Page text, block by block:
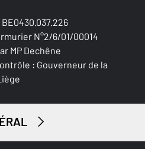
BE0430.037.226
N°2/6/01/00014
MP Dechêne
: Gouverneur de la